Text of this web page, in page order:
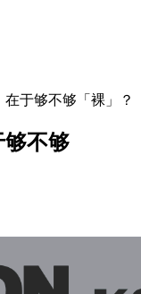
于够不够「裸」？
够不够